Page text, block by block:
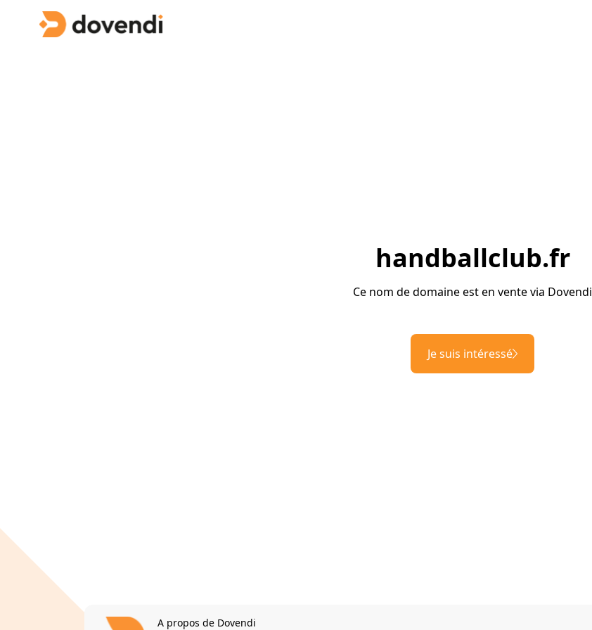
handballclub.fr
Ce nom de domaine est en vente via Dovendi
Je suis intéressé
A propos de Dovendi